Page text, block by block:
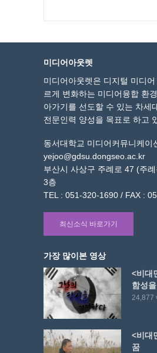
미디어아웃렛
미디어아웃렛은 디지털 미디
르게 변화하는 미디어융합 환
아가기를 선도할 수 있는 차세
전문인력 양성을 목표로 하고
동서대학교 미디어커뮤니케이
yejoo@gdsu.dongseo.ac.kr
부산시 사상구 주례로 47 (주
3층
TEL : 051-320-1690 / FAX :
최신소식 바로가기
가장 많이본 영상
<비대
함성
24,877
<비대
꿈